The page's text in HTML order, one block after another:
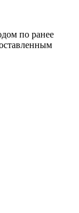
по ранее